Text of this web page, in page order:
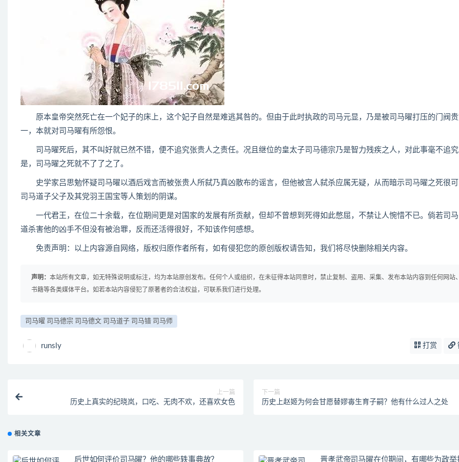
原本皇帝突然死亡在一个妃子的床上，这个妃子自然是难逃其咎的。但由于此时执政的司马元显，乃是被司马曜打压的门阀
一，本就对司马曜有所怨恨。
司马曜死后，其不叫好就已然不错，便不追究张贵人之责任。况且继位的皇太子司马德宗乃是智力残疾之人，对此事毫不追
是，司马曜之死就不了了之了。
史学家吕思勉怀疑司马曜以酒后戏言而被张贵人所弑乃真凶散布的谣言，但他被宫人弑杀应属无疑，从而暗示司马曜之死很
司马道子父子及其党羽王国宝等人策划的阴谋。
一代君王，在位二十余载，在位期间更是对国家的发展有所贡献，但却不曾想到死得如此憋屈，不禁让人惋惜不已。倘若司
道杀害他的凶手不但没有被治罪，反而还活得很好，不知该作何感想。
免责声明：以上内容源自网络，版权归原作者所有，如有侵犯您的原创版权请告知，我们将尽快删除相关内容。
声明： 本站所有文章，如无特殊说明或标注，均为本站原创发布。任何个人或组织，在未征得本站同意时，禁止复制、盗用、采集、发布本站内容到任何网站
书籍等各类媒体平台。如若本站内容侵犯了原著者的合法权益，可联系我们进行处理。
​司马曜 司马德宗 司马德文 司马道子 司马错 司马师
runsly 打赏
上一篇
历史上真实的纪晓岚，口吃、无肉不欢，还喜欢女色
下一篇
历史上赵姬为何会甘愿替嫪毐生育子嗣？他有什么过人之处
相关文章
后世如何评价司马曜？他的哪些轶事典故？ 晋孝武帝司马曜在位期间，有哪些为政举